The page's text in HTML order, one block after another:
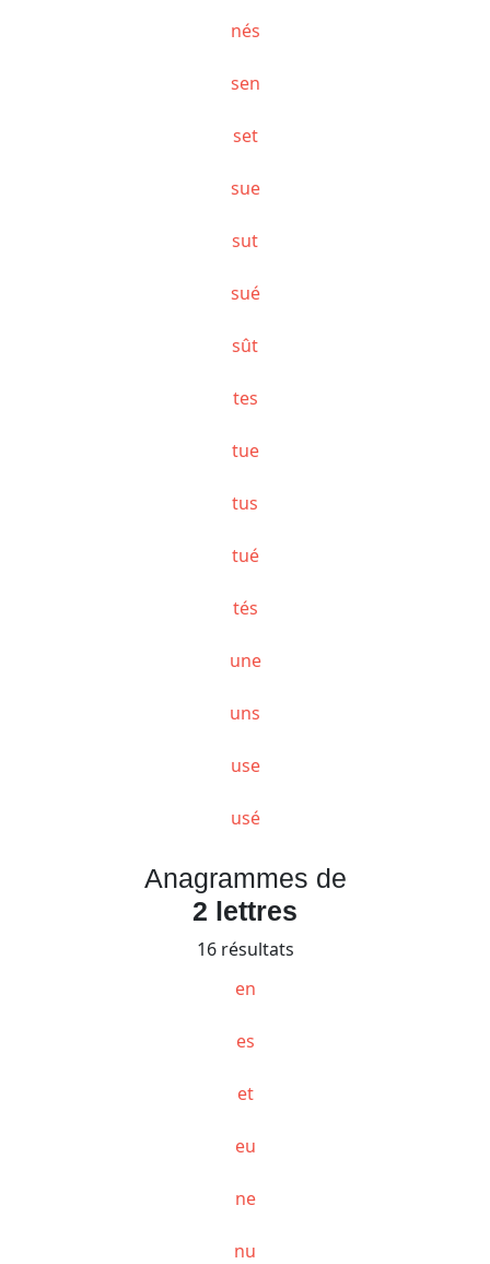
nés
sen
set
sue
sut
sué
sût
tes
tue
tus
tué
tés
une
uns
use
usé
Anagrammes de
2 lettres
16 résultats
en
es
et
eu
ne
nu